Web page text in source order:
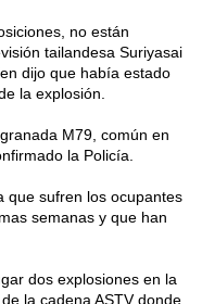
no están
tailandesa Suriyasai
dijo que había estado
la explosión.
M79, común en
la Policía.
que sufren los ocupantes
semanas y que han
dos explosiones en la
la cadena ASTV donde